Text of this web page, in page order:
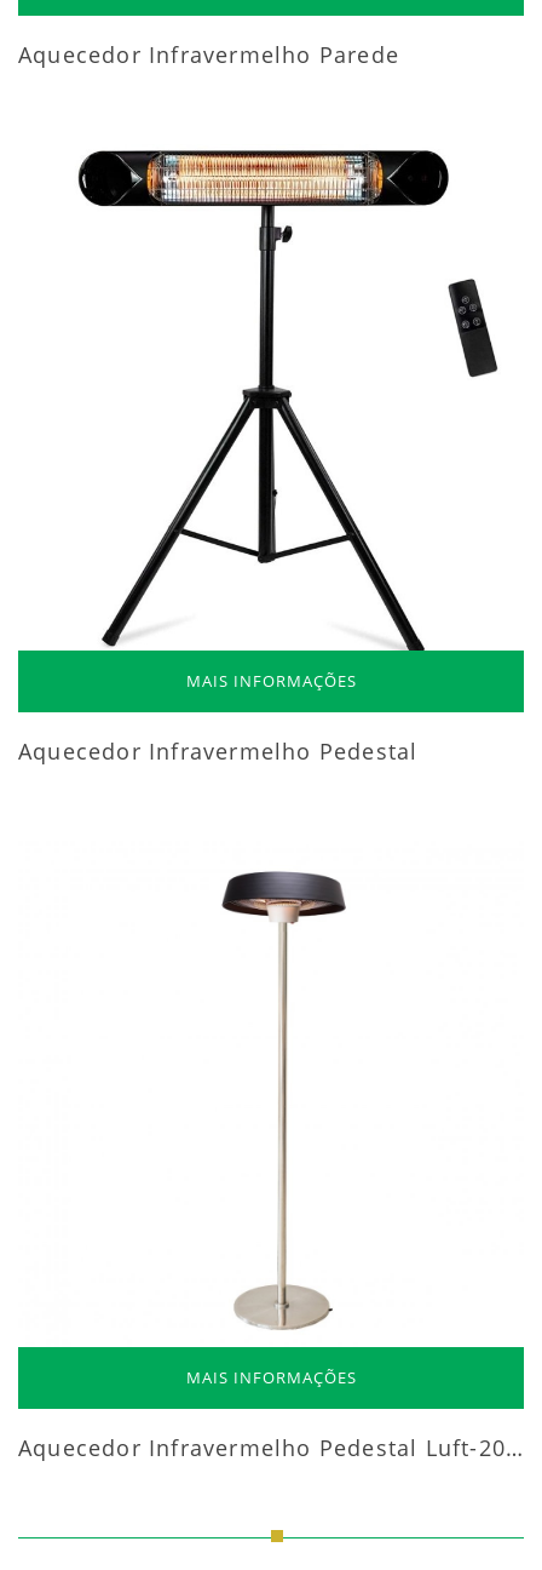
Aquecedor Infravermelho Parede
MAIS INFORMAÇÕES
Aquecedor Infravermelho Pedestal
MAIS INFORMAÇÕES
Aquecedor Infravermelho Pedestal Luft-20000